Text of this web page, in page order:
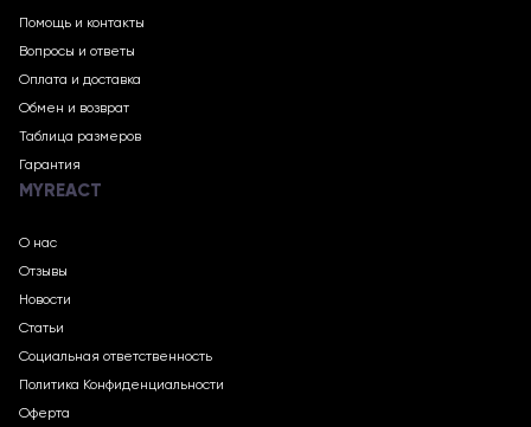
Помощь и контакты
Вопросы и ответы
Оплата и доставка
Обмен и возврат
Таблица размеров
Гарантия
MYREACT
О нас
Отзывы
Новости
Статьи
Социальная ответственность
Политика Конфиденциальности
Оферта